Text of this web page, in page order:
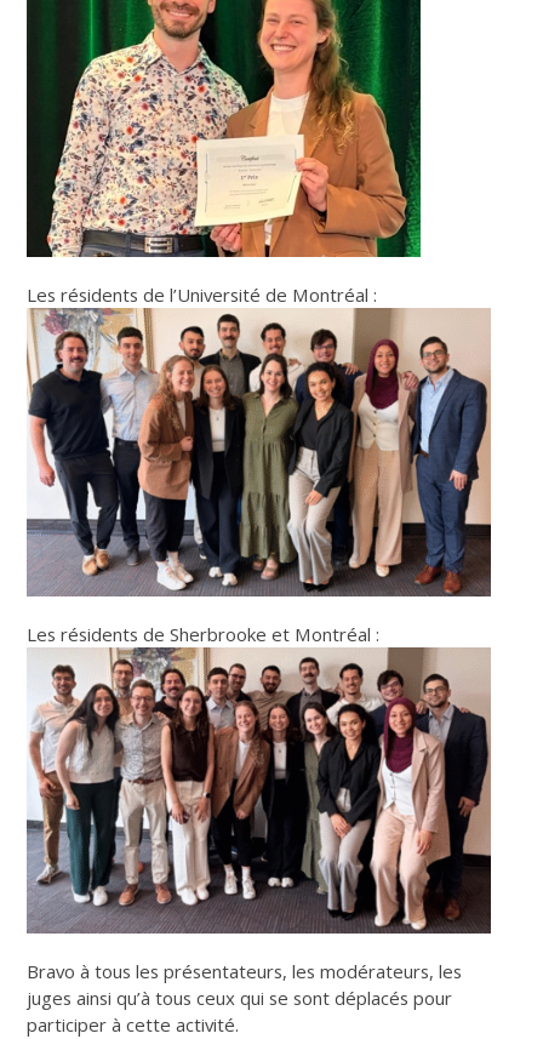
Les résidents de l’Université de Montréal :
Les résidents de Sherbrooke et Montréal :
Bravo à tous les présentateurs, les modérateurs, les
juges ainsi qu’à tous ceux qui se sont déplacés pour
participer à cette activité.